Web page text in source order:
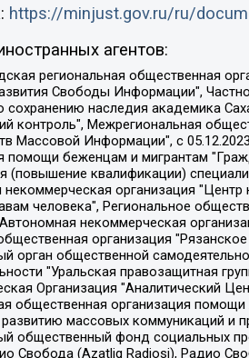
https://minjust.gov.ru/ru/
агентов:
помощи беженцам и мигрантам "Гражданское содействие", Негосударственное образовательное учреждение дополнительного профессионального образования (повышение квалификации) специалистов "АКАДЕМИЯ ПО ПРАВАМ ЧЕЛОВЕКА", Свердловская региональная общественная организация "Сутяжник", Автономная некоммерческая организация "Центр независимых социологических исследований", Союз общественных объединений "Российский исследовательский центр по правам человека", Региональное общественное учреждение научно-информационный центр "МЕМОРИАЛ", Некоммерческая организация "Фонд защиты гласности", Автономная некоммерческая организация "Институт прав человека", Городская общественная организация "Екатеринбургское общество "МЕМОРИАЛ", Городская общественная организация "Рязанское историко-просветительское и правозащитное общество "Мемориал" (Рязанский Мемориал), Челябинский региональный орган общественной самодеятельности – женское общественное объединение "Женщины Евразии", Челябинский региональный орган общественной самодеятельности "Уральская правозащитная группа", Фонд содействия защите здоровья и социальной справедливости имени Андрея Рылькова, Автономная Некоммерческая Организация "Аналитический Центр Юрия Левады", Автономная некоммерческая организация социальной поддержки населения "Проект Апрель", Региональная общественная организация помощи женщинам и детям, находящимся в кризисной ситуации "Информационно-методический центр "Анна", Фонд содействия развитию массовых коммуникаций и правовому просвещению "Так-так-Так", Фонд содействия устойчивому развитию "Серебряная тайга", Свердловский региональный общественный фонд социальных проектов "Новое время", "Idel.Реалии", Кавказ.Реалии, Крым.Реалии, Телеканал Настоящее Время, Татаро-башкирская служба Радио Свобода (Azatliq Radiosi), Радио Свободная Европа/Радио Свобода (PCE/PC), "Сибирь.Реалии", "Фактограф", Благотворительный фонд помощи осужденным и их семьям, Автономная некоммерческая организация "Институт глобализации и социальных движений", Фонд "В защиту прав заключенных", Частное учреждение "Центр поддержки и содействия развитию средств массовой информации", Пензенский региональный общественный благотворительный фонд "Гражданский